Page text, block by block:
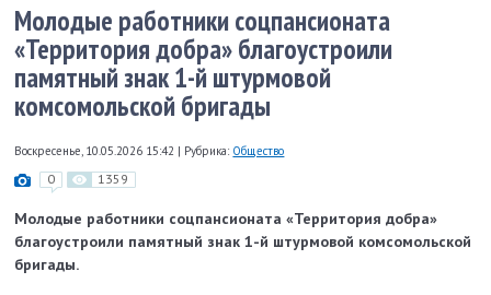
Молодые работники соцпансионата
«Территория добра» благоустроили
памятный знак 1-й штурмовой
комсомольской бригады
Воскресенье, 10.05.2026 15:42 | Рубрика: Общество
0 1359
Молодые работники соцпансионата «Территория добра»
благоустроили памятный знак 1-й штурмовой комсомольской
бригады.